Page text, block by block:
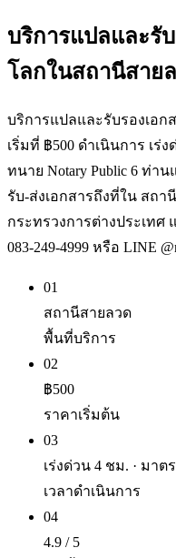
บริการแปลและรั
โลกในสถานีสาย
บริการแปลและรับรองเอ
เริ่มที่ ฿500 ดำเนินการ เร่
ทนาย Notary Public 6 ท่า
รับ-ส่งเอกสารถึงที่ใน สถ
กระทรวงการต่างประเท
083-249-4999 หรือ LINE
01
สถานีสายลวด
พื้นที่บริการ
02
฿500
ราคาเริ่มต้น
03
เร่งด่วน 4 ชม. · มาต
เวลาดำเนินการ
04
4.9 / 5